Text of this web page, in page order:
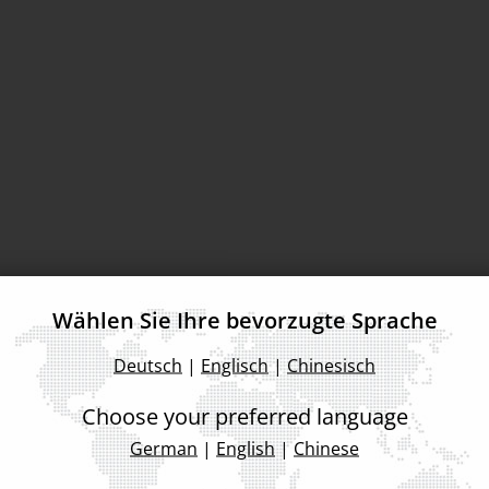
und Konferenz für Leistungselektronik,
Wählen Sie Ihre bevorzugte Sprache
Deutsch | Englisch|Chinesisch
Choose your preferred language
German | English|Chinese